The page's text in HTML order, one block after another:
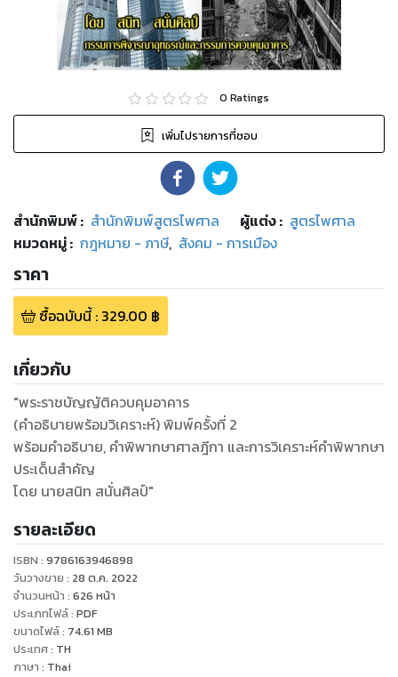
0 Ratings
เพิ่มไปรายการที่ชอบ
สำนักพิมพ์: สำนักพิมพ์สูตรไพศาล ผู้แต่ง : สูตรไพศาล
หมวดหมู่: กฎหมาย - ภาษี, สังคม - การเมือง
ราคา
ซื้อฉบับนี้: 329.00 ฿
เกี่ยวกับ
"พระราชบัญญัติควบคุมอาคาร
(คำอธิบายพร้อมวิเคราะห์) พิมพ์ครั้งที่ 2
พร้อมคำอธิบาย, คำพิพากษาศาลฎีกา และการวิเคราะห์คำพิพากษา
ประเด็นสำคัญ
รายละเอียด
ISBN : 9786163946898
วันวางขาย : 28 ต.ค. 2022
จำนวนหน้า : 626 หน้า
ประเภทไฟล์: PDF
ขนาดไฟล์: 74.61 MB
ประเทศ: TH
ภาษา : Thai